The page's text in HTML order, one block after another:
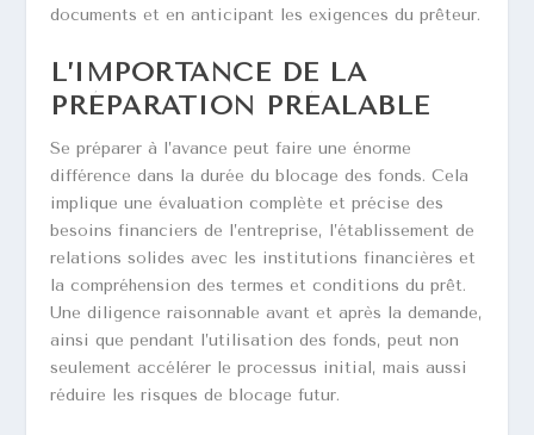
documents et en anticipant les exigences du prêteur.
L’IMPORTANCE DE LA
PRÉPARATION PRÉALABLE
Se préparer à l’avance peut faire une énorme
différence dans la durée du blocage des fonds. Cela
implique une évaluation complète et précise des
besoins financiers de l’entreprise, l’établissement de
relations solides avec les institutions financières et
la compréhension des termes et conditions du prêt.
Une diligence raisonnable avant et après la demande,
ainsi que pendant l’utilisation des fonds, peut non
seulement accélérer le processus initial, mais aussi
réduire les risques de blocage futur.